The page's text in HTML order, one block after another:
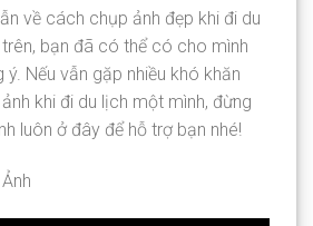
về cách chụp ảnh đẹp khi đi du
bạn đã có thể có cho mình
ý. Nếu vẫn gặp nhiều khó khăn
khi đi du lịch một mình, đừng
luôn ở đây để hỗ trợ bạn nhé!